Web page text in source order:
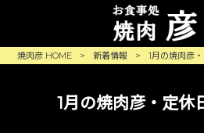
焼肉彦 HOME
> 新着情報 > 1月の焼肉彦
1月の焼肉彦・定休